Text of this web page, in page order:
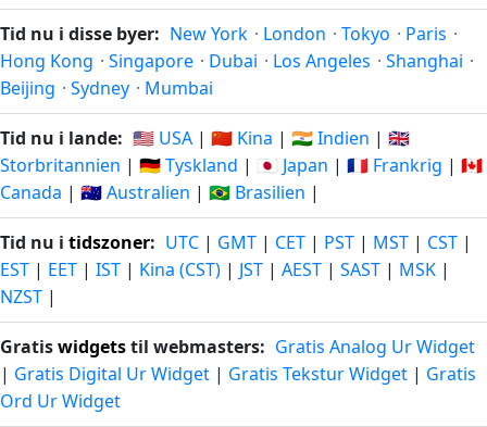
Tid nu i disse byer: New York · London · Tokyo · Paris ·
Hong Kong · Singapore · Dubai · Los Angeles · Shanghai ·
Beijing · Sydney · Mumbai
Tid nu i lande: 🇺🇸 USA | 🇨🇳 Kina | 🇮🇳 Indien | 🇬🇧
Storbritannien | 🇩🇪 Tyskland | 🇯🇵 Japan | 🇫🇷 Frankrig | 🇨🇦
Canada | 🇦🇺 Australien | 🇧🇷 Brasilien |
Tid nu i tidszoner: UTC | GMT | CET | PST | MST | CST |
EST | EET | IST | Kina (CST) | JST | AEST | SAST | MSK |
NZST |
Gratiswidgetstil webmasters: Gratis Analog Ur Widget
| Gratis Digital Ur Widget | Gratis Tekstur Widget | Gratis
Ord Ur Widget